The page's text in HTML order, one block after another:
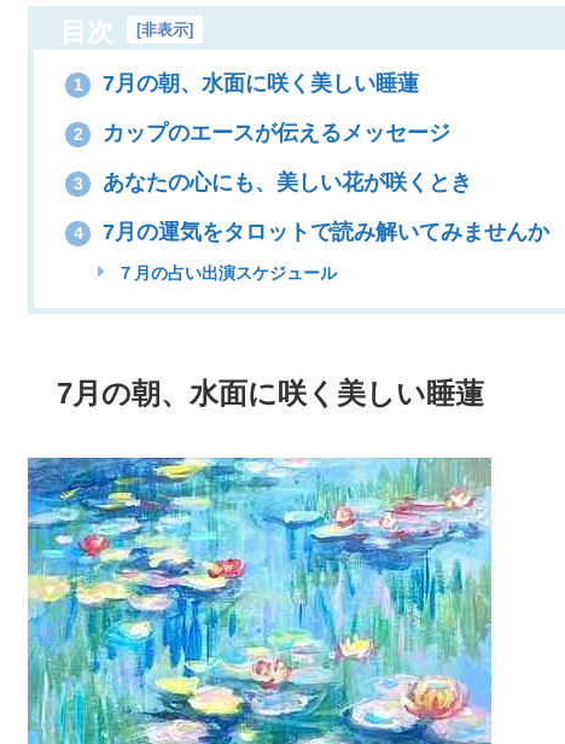
目次 [非表示]
1 7月の朝、水面に咲く美しい睡蓮
2 カップのエースが伝えるメッセージ
3 あなたの心にも、美しい花が咲くとき
4 7月の運気をタロットで読み解いてみませんか
７月の占い出演スケジュール
7月の朝、水面に咲く美しい睡蓮